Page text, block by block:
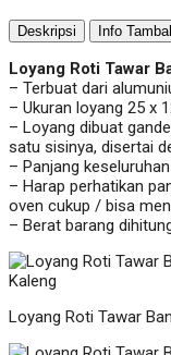
Deskripsi Info
Loyang Roti Tawar
– Terbuat dari
– Ukuran loyang 25 x
– Loyang dibuat
satu sisinya, disertai
– Panjang
– Harap perhatikan
oven cukup / bisa
– Berat barang
Loyang Roti Tawar